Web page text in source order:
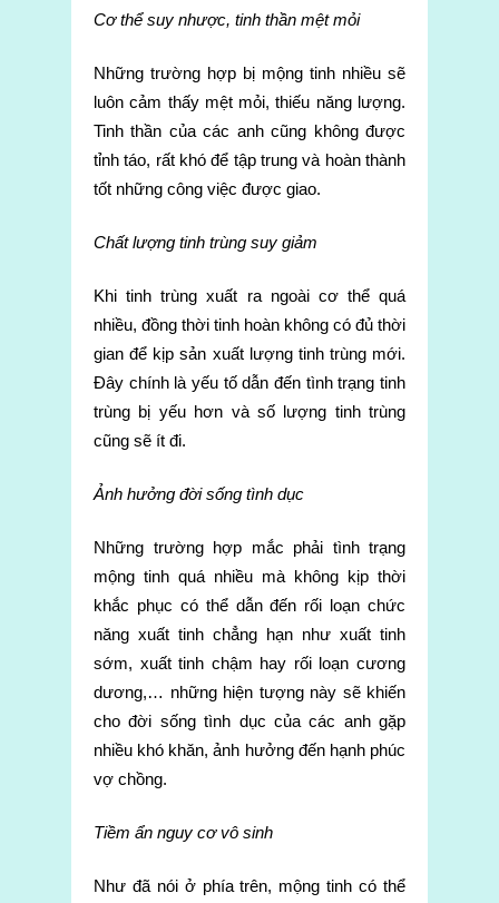
Cơ thể suy nhược, tinh thần mệt mỏi
Những trường hợp bị mộng tinh nhiều sẽ
luôn cảm thấy mệt mỏi, thiếu năng lượng.
Tinh thần của các anh cũng không được
tỉnh táo, rất khó để tập trung và hoàn thành
tốt những công việc được giao.
Chất lượng tinh trùng suy giảm
Khi tinh trùng xuất ra ngoài cơ thể quá
nhiều, đồng thời tinh hoàn không có đủ thời
gian để kịp sản xuất lượng tinh trùng mới.
Đây chính là yếu tố dẫn đến tình trạng tinh
trùng bị yếu hơn và số lượng tinh trùng
cũng sẽ ít đi.
Ảnh hưởng đời sống tình dục
Những trường hợp mắc phải tình trạng
mộng tinh quá nhiều mà không kịp thời
khắc phục có thể dẫn đến rối loạn chức
năng xuất tinh chẳng hạn như xuất tinh
sớm, xuất tinh chậm hay rối loạn cương
dương,… những hiện tượng này sẽ khiến
cho đời sống tình dục của các anh gặp
nhiều khó khăn, ảnh hưởng đến hạnh phúc
vợ chồng.
Tiềm ẩn nguy cơ vô sinh
Như đã nói ở phía trên, mộng tinh có thể